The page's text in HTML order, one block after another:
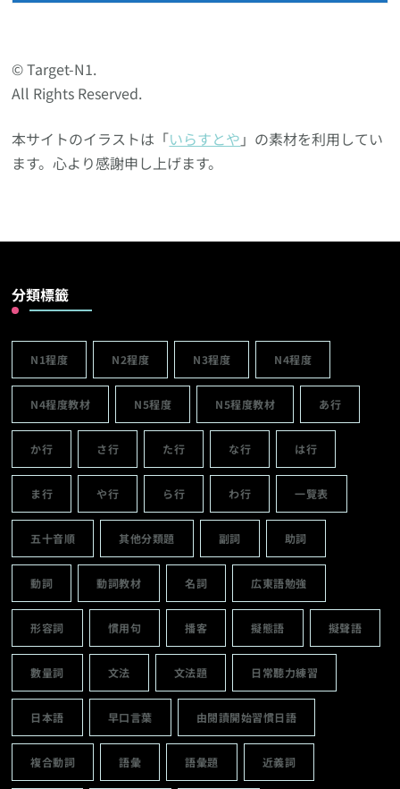
© Target-N1.
All Rights Reserved.
本サイトのイラストは「いらすとや 」の素材を利用してい
ます。心より感謝申し上げます。
分類標籤
N1程度 N2程度 N3程度 N4程度
N4程度教材 N5程度 N5程度教材 あ行
か行 さ行 た行 な行 は行
ま行 や行 ら行 わ行 一覽表
五十音順 其他分類題 副詞 助詞
動詞 動詞教材 名詞 広東語勉強
形容詞 慣用句 播客 擬態語 擬聲語
數量詞 文法 文法題 日常聽力練習
日本語 早口言葉 由閱讀開始習慣日語
複合動詞 語彙 語彙題 近義詞